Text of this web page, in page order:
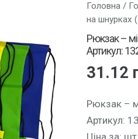
Головна /
на шнурках
Рюкзак –
Артикул:
31.12
Рюкзак –
Артикул: